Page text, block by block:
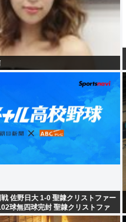
戦 佐野日大 1-0 聖隷クリストファー
球無四球完封 聖隷クリストファ